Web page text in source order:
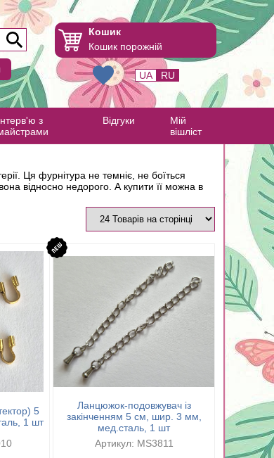
Кошик
Кошик порожній
UA RU
з
Відгуки
Мій
вішліст
Ця фурнітура не темніє, не боїться
відносно недорого. А купити її можна в
5
1 шт
Ланцюжок-подовжувач із
закінченням 5 см, шир. 3 мм,
мед.сталь, 1 шт
Артикул: MS3811